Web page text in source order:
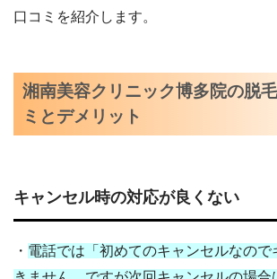
口コミを紹介します。
湘南美容クリニック博多院の脱
ミとデメリット
キャンセル時の対応が良くない
・ 電話では「初めてのキャンセルなので